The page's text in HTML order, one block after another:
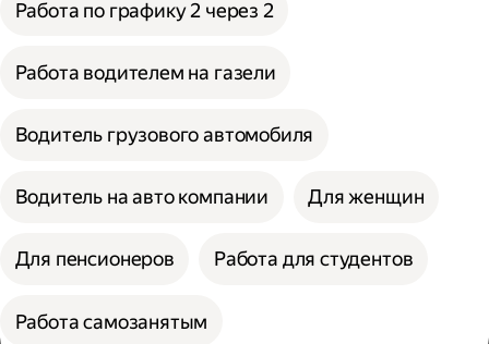
Работа по графику 2 через 2
Работа водителем на газели
Водитель грузового автомобиля
Водитель на авто компании Для женщин
Для пенсионеров Работа для студентов
Работа самозанятым